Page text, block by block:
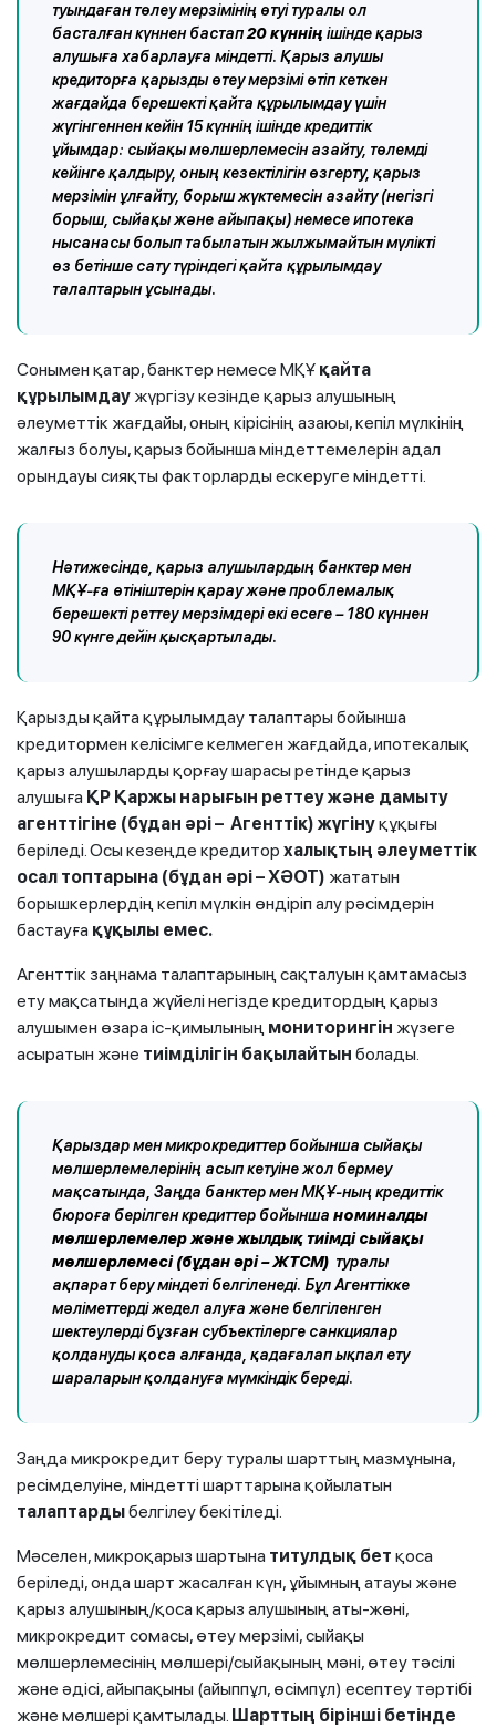
туындаған төлеу мерзімінің өтуі туралы ол
басталған күннен бастап20 күннің ішінде қарыз
алушыға хабарлауға міндетті. Қарыз алушы
кредиторға қарызды өтеу мерзімі өтіп кеткен
жағдайда берешекті қайта құрылымдау үшін
жүгінгеннен кейін 15 күннің ішінде кредиттік
ұйымдар: сыйақы мөлшерлемесін азайту, төлемді
кейінге қалдыру, оның кезектілігін өзгерту, қарыз
мерзімін ұлғайту, борыш жүктемесін азайту (негізгі
борыш, сыйақы және айыпақы) немесе ипотека
нысанасы болып табылатын жылжымайтын мүлікті
өз бетінше сату түріндегі қайта құрылымдау
талаптарын ұсынады.
Сонымен қатар, банктер немесе МҚҰ қайта
құрылымдау жүргізу кезінде қарыз алушының
әлеуметтік жағдайы, оның кірісінің азаюы, кепіл мүлкінің
жалғыз болуы, қарыз бойынша міндеттемелерін адал
орындауы сияқты факторларды ескеруге міндетті.
Нәтижесінде, қарыз алушылардың банктер мен
МҚҰ-ға өтініштерін қарау және проблемалық
берешекті реттеу мерзімдері екі есеге – 180 күннен
90 күнге дейін қысқартылады.
Қарызды қайта құрылымдау талаптары бойынша
кредитормен келісімге келмеген жағдайда, ипотекалық
қарыз алушыларды қорғау шарасы ретінде қарыз
алушыға ҚР Қаржы нарығын реттеу және дамыту
агенттігіне (бұдан әрі – Агенттік) жүгінуқұқығы
беріледі. Осы кезеңде кредитор халықтың әлеуметтік
осал топтарына (бұдан әрі – ХӘОТ) жататын
борышкерлердің кепіл мүлкін өндіріп алу рәсімдерін
бастауға құқылы емес.
Агенттік заңнама талаптарының сақталуын қамтамасыз
ету мақсатында жүйелі негізде кредитордың қарыз
алушымен өзара іс-қимылының мониторингін жүзеге
асыратын және тиімділігін бақылайтын болады.
Қарыздар мен микрокредиттер бойынша сыйақы
мөлшерлемелерінің асып кетуіне жол бермеу
мақсатында, Заңда банктер мен МҚҰ-ның кредиттік
бюроға берілген кредиттер бойынша номиналды
мөлшерлемелержәне жылдық тиімді сыйақы
мөлшерлемесі (бұдан әрі – ЖТСМ) туралы
ақпарат беру міндеті белгіленеді. Бұл Агенттікке
мәліметтерді жедел алуға және белгіленген
шектеулерді бұзған субъектілерге санкциялар
қолдануды қоса алғанда, қадағалап ықпал ету
шараларын қолдануға мүмкіндік береді.
Заңда микрокредит беру туралы шарттың мазмұнына,
ресімделуіне, міндетті шарттарына қойылатын
талаптардыбелгілеу бекітіледі.
Мәселен, микроқарыз шартына титулдық бет қоса
беріледі, онда шарт жасалған күн, ұйымның атауы және
қарыз алушының/қоса қарыз алушының аты-жөні,
микрокредит сомасы, өтеу мерзімі, сыйақы
мөлшерлемесінің мөлшері/сыйақының мәні, өтеу тәсілі
және әдісі, айыпақыны (айыппұл, өсімпұл) есептеу тәртібі
және мөлшері қамтылады. Шарттың бірінші бетінде